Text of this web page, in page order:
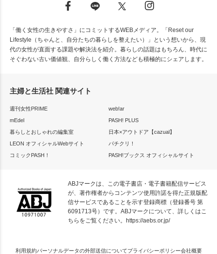
「働く女性の生きやすさ」にコミットするWEBメディア。「Reset our
Lifestyle（ちゃんと、自分たちの暮らしを整えたい）」という想いから、現
代の女性が直面する課題や解決法を紹介。暮らしの話題はもちろん、時代に
そぐわない古い価値観、自分らしく働く方法なども積極的にシェアします。
主婦と生活社 関連サイト
週刊女性PRIME
web!ar
mEdel
PASH! PLUS
暮らしとおしゃれの編集室
日本×アウトドア【cazual】
LEON オフィシャルWebサイト
パチクリ！
コミックPASH！
PASH!ブックス オフィシャルサイト
ABJマークは、この電子書店・電子書籍配信サービス
が、著作権者からコンテンツ使用許諾を得た正規版配
信サービスであることを示す登録商標（登録番号 第
6091713号）です。ABJマークについて、詳しくはこ
ちらをご覧ください。 https://aebs.or.jp/
利用規約パーソナルデータの外部送信についてプライバシーポリシー会社概要